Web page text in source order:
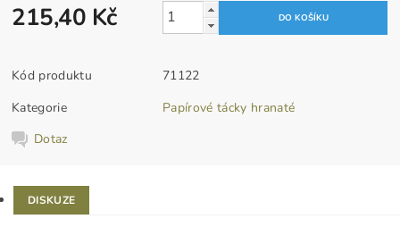
215,40 Kč
Kód produktu
71122
Kategorie
Papírové tácky hranaté
Dotaz
DISKUZE